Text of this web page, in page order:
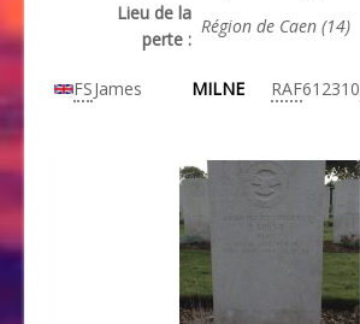
Lieu de la
perte :
Région de Caen (14)
FSJames MILNE RAF612310